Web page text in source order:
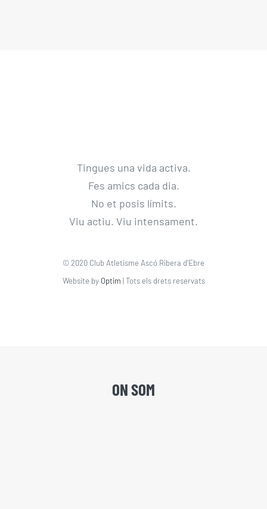
Tingues una vida activa.
Fes amics cada dia.
No et posis límits.
Viu actiu. Viu intensament.
© 2020 Club Atletisme Ascó Ribera d'Ebre
Website by Optim | Tots els drets reservats
ON SOM